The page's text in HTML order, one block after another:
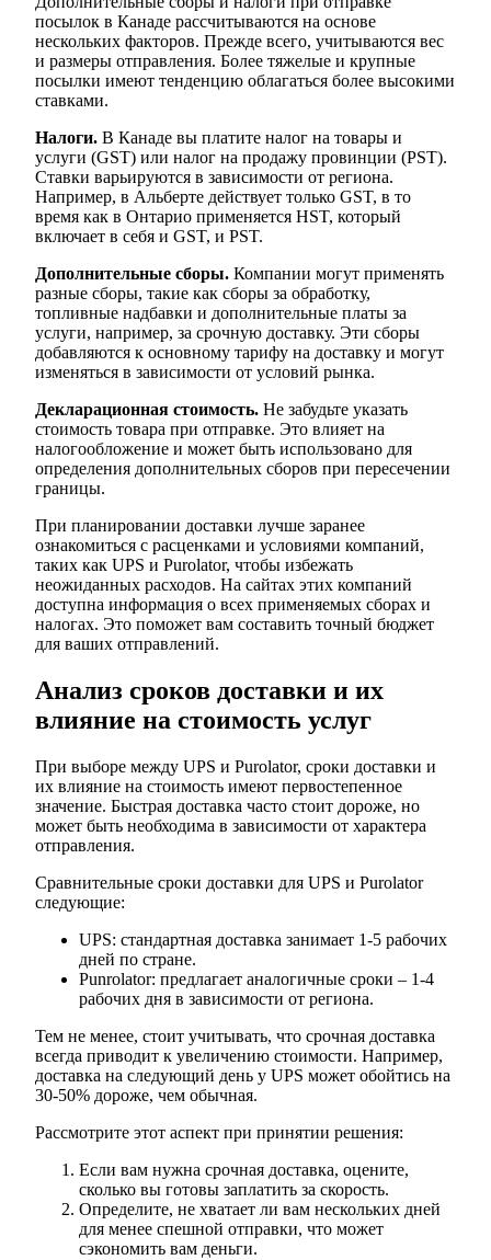
посылок в Канаде рассчитываются на основе
нескольких факторов. Прежде всего, учитываются вес
и размеры отправления. Более тяжелые и крупные
посылки имеют тенденцию облагаться более высокими
ставками.
Налоги. В Канаде вы платите налог на товары и
услуги (GST) или налог на продажу провинции (PST).
Ставки варьируются в зависимости от региона.
Например, в Альберте действует только GST, в то
время как в Онтарио применяется HST, который
включает в себя и GST, и PST.
Дополнительные сборы. Компании могут применять
разные сборы, такие как сборы за обработку,
топливные надбавки и дополнительные платы за
услуги, например, за срочную доставку. Эти сборы
добавляются к основному тарифу на доставку и могут
изменяться в зависимости от условий рынка.
Декларационная стоимость. Не забудьте указать
стоимость товара при отправке. Это влияет на
налогообложение и может быть использовано для
определения дополнительных сборов при пересечении
границы.
При планировании доставки лучше заранее
ознакомиться с расценками и условиями компаний,
таких как UPS и Purolator, чтобы избежать
неожиданных расходов. На сайтах этих компаний
доступна информация о всех применяемых сборах и
налогах. Это поможет вам составить точный бюджет
для ваших отправлений.
Анализ сроков доставки и их
влияние на стоимость услуг
При выборе между UPS и Purolator, сроки доставки и
их влияние на стоимость имеют первостепенное
значение. Быстрая доставка часто стоит дороже, но
может быть необходима в зависимости от характера
отправления.
Сравнительные сроки доставки для UPS и Purolator
следующие:
UPS: стандартная доставка занимает 1-5 рабочих
дней по стране.
Punrolator: предлагает аналогичные сроки – 1-4
рабочих дня в зависимости от региона.
Тем не менее, стоит учитывать, что срочная доставка
всегда приводит к увеличению стоимости. Например,
доставка на следующий день у UPS может обойтись на
30-50% дороже, чем обычная.
Рассмотрите этот аспект при принятии решения:
Если вам нужна срочная доставка, оцените,
сколько вы готовы заплатить за скорость.
Определите, не хватает ли вам нескольких дней
для менее спешной отправки, что может
сэкономить вам деньги.